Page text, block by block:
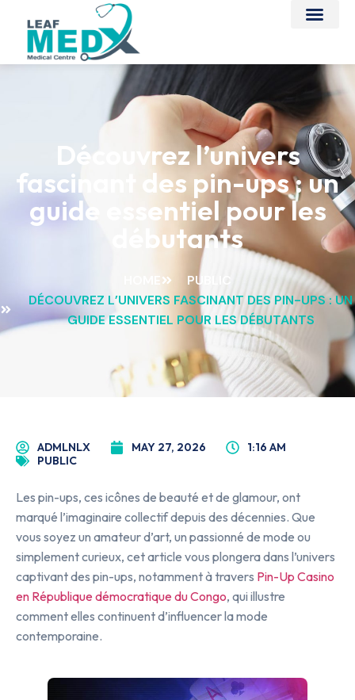
Découvrez l’univers
fascinant des pin-ups : un
guide essentiel pour les
débutants
HOME
PUBLIC
DÉCOUVREZ L’UNIVERS FASCINANT DES PIN-UPS : UN
GUIDE ESSENTIEL POUR LES DÉBUTANTS
ADMLNLX MAY 27, 2026
1:16 AM
PUBLIC
Les pin-ups, ces icônes de beauté et de glamour, ont
marqué l’imaginaire collectif depuis des décennies. Que
vous soyez un amateur d’art, un passionné de mode ou
simplement curieux, cet article vous plongera dans l’univers
captivant des pin-ups, notamment à travers Pin-Up Casino
en République démocratique du Congo, qui illustre
comment elles continuent d’influencer la mode
contemporaine.